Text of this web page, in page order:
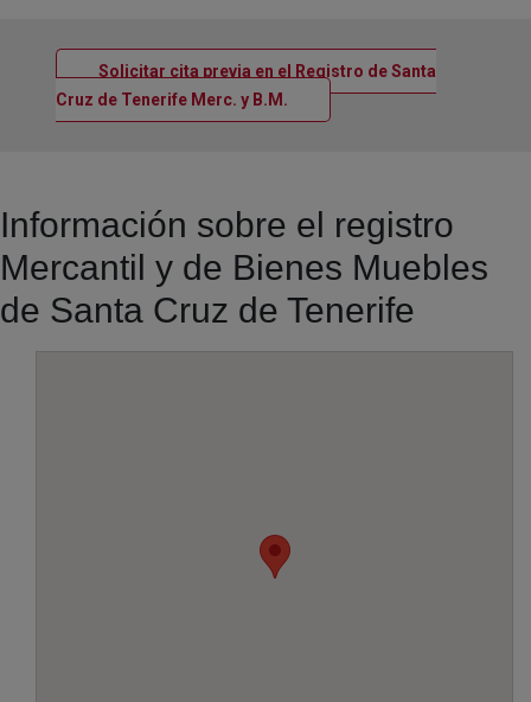
Solicitar cita previa en el Registro de Santa
Cruz de Tenerife Merc. y B.M. Ventana nueva
Información sobre el registro
Mercantil y de Bienes Muebles
de Santa Cruz de Tenerife